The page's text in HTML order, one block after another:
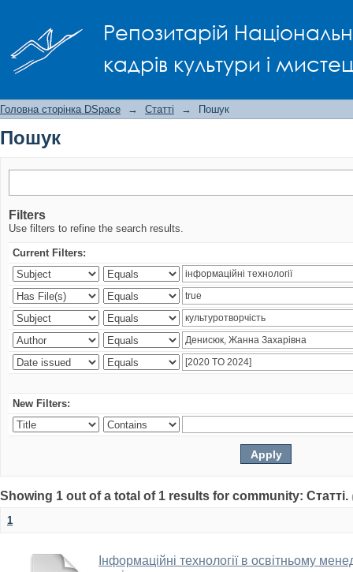
Репозитарій
кадрів культури і
Головна сторінка DSpace → Статті → Пошук
Пошук
Filters
Use filters to refine the search results.
Current Filters:
New Filters:
Showing 1 out of a total of 1 results for community: Статті.
1
Інформаційні технології в освітньому